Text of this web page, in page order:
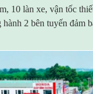
10 làn xe, vận tốc
2 bên tuyến đảm